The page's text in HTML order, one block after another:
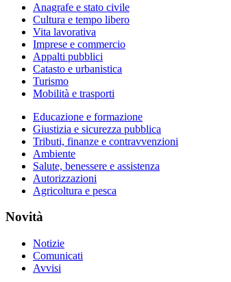
Anagrafe e stato civile
Cultura e tempo libero
Vita lavorativa
Imprese e commercio
Appalti pubblici
Catasto e urbanistica
Turismo
Mobilità e trasporti
Educazione e formazione
Giustizia e sicurezza pubblica
Tributi, finanze e contravvenzioni
Ambiente
Salute, benessere e assistenza
Autorizzazioni
Agricoltura e pesca
Novità
Notizie
Comunicati
Avvisi